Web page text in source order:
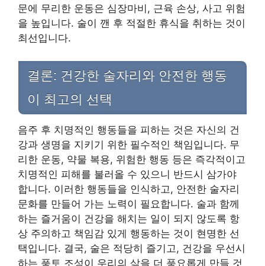
문에 무리한 운동은 심장마비, 근육 손상, 사고 위험
을 높입니다. 술이 깬 후 적절한 휴식을 취하는 것이
최선입니다.
결론: 건강한 술자리와 안전한 행동
이 최고의 선택
음주 후 치명적인 행동들을 피하는 것은 자신의 건
강과 생명을 지키기 위한 필수적인 책임입니다. 무
리한 운동, 약물 복용, 위험한 행동 등은 즉각적이고
치명적인 피해를 불러올 수 있으니 반드시 삼가야
합니다. 이러한 행동들을 인식하고, 안전한 술자리
문화를 만들어 가는 노력이 필요합니다. 술과 함께
하는 즐거움이 건강을 해치는 일이 되지 않도록 항
상 주의하고 책임감 있게 행동하는 것이 현명한 선
택입니다. 결국, 술은 적당히 즐기고, 건강을 우선시
하는 풍토 조성이 우리의 삶을 더 풍요롭게 만들 것